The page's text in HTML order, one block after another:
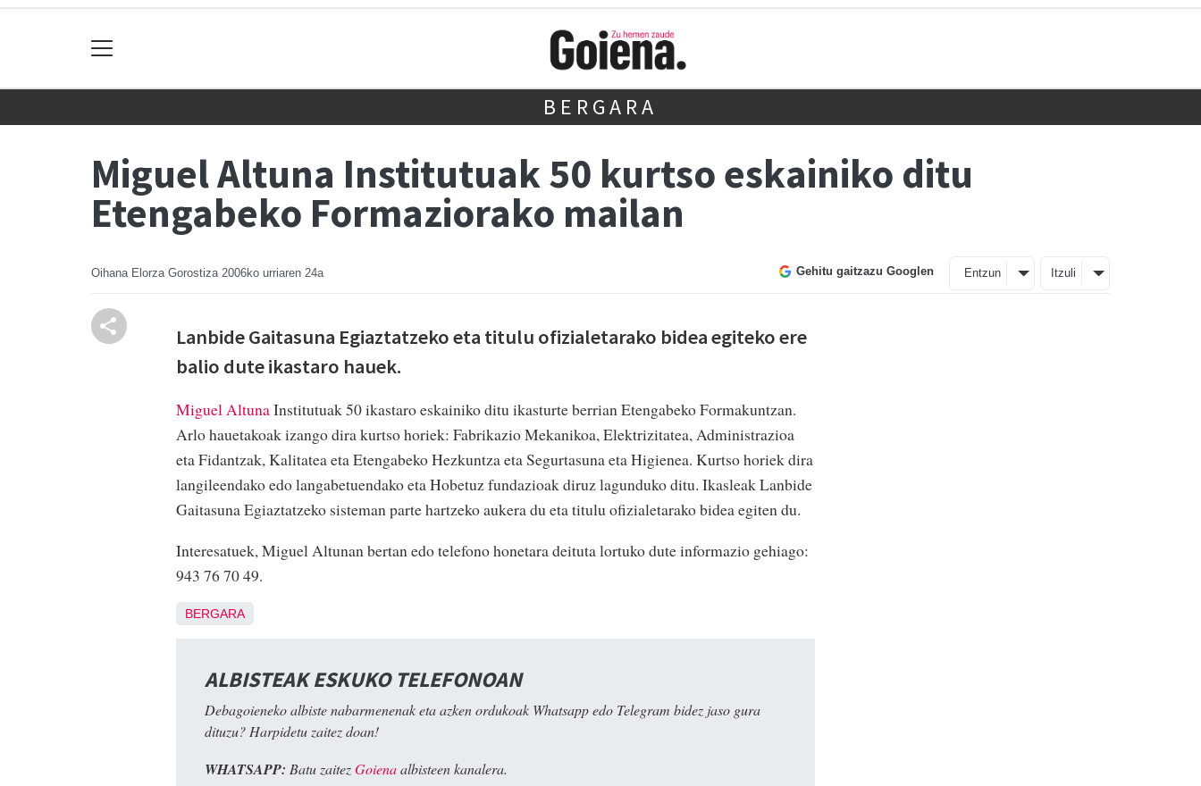
BERGARA
Miguel Altuna Institutuak 50 kurtso eskainiko ditu
Etengabeko Formaziorako mailan
Oihana Elorza Gorostiza 2006ko urriaren 24a Gehitu gaitzazu Googlen Entzun Itzuli
Lanbide Gaitasuna Egiaztatzeko eta titulu ofizialetarako bidea egiteko ere
balio dute ikastaro hauek.
Miguel AltunaInstitutuak 50 ikastaro eskainiko ditu ikasturte berrian Etengabeko Formakuntzan.
Arlo hauetakoak izango dira kurtso horiek: Fabrikazio Mekanikoa, Elektrizitatea, Administrazioa
eta Fidantzak, Kalitatea eta Etengabeko Hezkuntza eta Segurtasuna eta Higienea. Kurtso horiek dira
langileendako edo langabetuendako eta Hobetuz fundazioak diruz lagunduko ditu. Ikasleak Lanbide
Gaitasuna Egiaztatzeko sisteman parte hartzeko aukera du eta titulu ofizialetarako bidea egiten du.
Interesatuek, Miguel Altunan bertan edo telefono honetara deituta lortuko dute informazio gehiago:
943 76 70 49.
BERGARA
ALBISTEAK ESKUKO TELEFONOAN
Debagoieneko albiste nabarmenenak eta azken ordukoak Whatsapp edo Telegram bidez jaso gura
dituzu? Harpidetu zaitez doan!
WHATSAPP: Batu zaitezGoienaalbisteen kanalera.